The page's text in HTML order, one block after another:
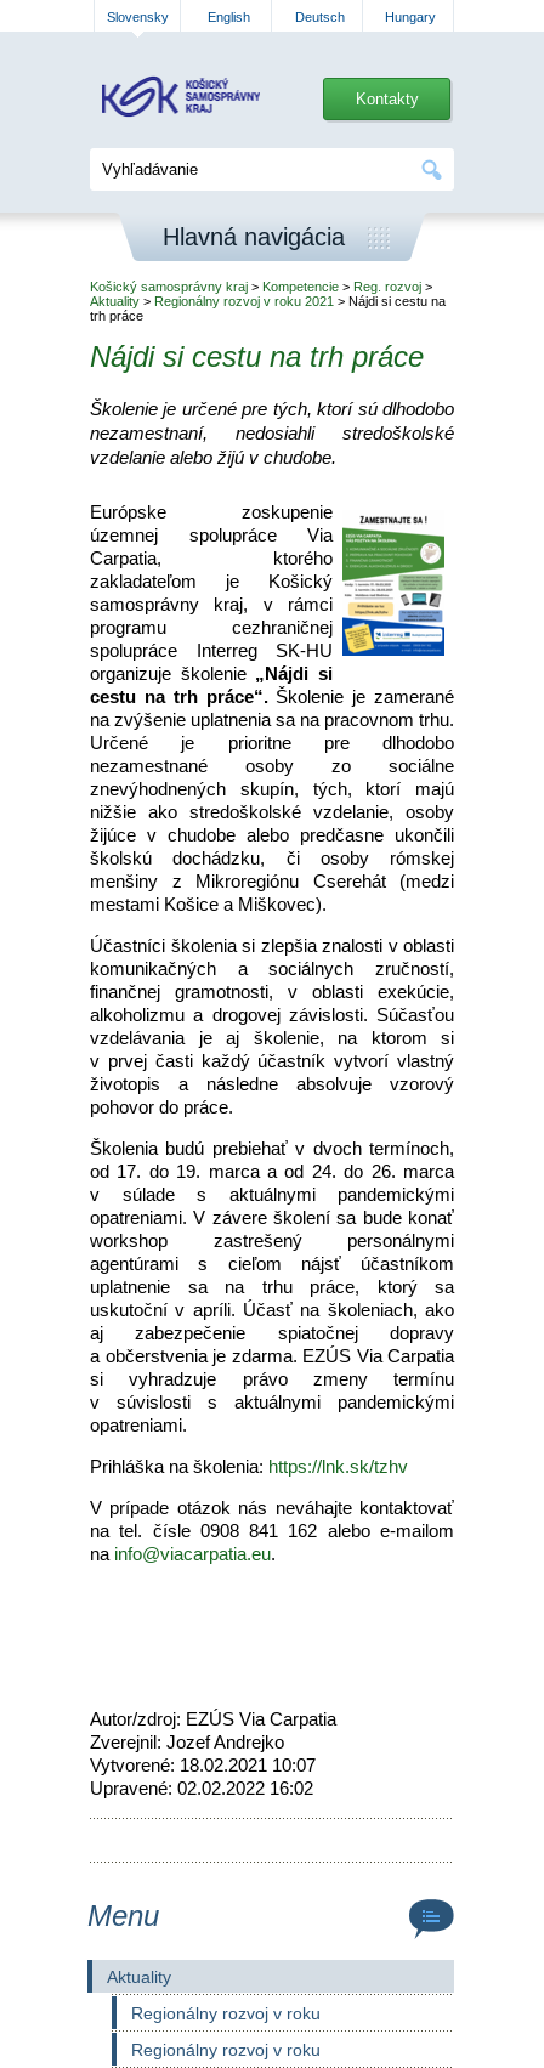
Slovensky English Deutsch Hungary
Kontakty
Hlavná navigácia
Košický samosprávny kraj > Kompetencie > Reg. rozvoj >
Aktuality > Regionálny rozvoj v roku 2021 > Nájdi si cestu na
trh práce
Nájdi si cestu na trh práce
Školenie je určené pre tých, ktorí sú dlhodobo
nezamestnaní, nedosiahli stredoškolské
vzdelanie alebo žijú v chudobe.
Európske zoskupenie
územnej spolupráce Via
Carpatia, ktorého
zakladateľom je Košický
samosprávny kraj, v rámci
programu cezhraničnej
spolupráce Interreg SK-HU
organizuje školenie „Nájdi si
cestu na trh práce“. Školenie je zamerané
na zvýšenie uplatnenia sa na pracovnom trhu.
Určené je prioritne pre dlhodobo
nezamestnané osoby zo sociálne
znevýhodnených skupín, tých, ktorí majú
nižšie ako stredoškolské vzdelanie, osoby
žijúce v chudobe alebo predčasne ukončili
školskú dochádzku, či osoby rómskej
menšiny z Mikroregiónu Cserehát (medzi
mestami Košice a Miškovec).
Účastníci školenia si zlepšia znalosti v oblasti
komunikačných a sociálnych zručností,
finančnej gramotnosti, v oblasti exekúcie,
alkoholizmu a drogovej závislosti. Súčasťou
vzdelávania je aj školenie, na ktorom si
v prvej časti každý účastník vytvorí vlastný
životopis a následne absolvuje vzorový
pohovor do práce.
Školenia budú prebiehať v dvoch termínoch,
od 17. do 19. marca a od 24. do 26. marca
v súlade s aktuálnymi pandemickými
opatreniami. V závere školení sa bude konať
workshop zastrešený personálnymi
agentúrami s cieľom nájsť účastníkom
uplatnenie sa na trhu práce, ktorý sa
uskutoční v apríli. Účasť na školeniach, ako
aj zabezpečenie spiatočnej dopravy
a občerstvenia je zdarma. EZÚS Via Carpatia
si vyhradzuje právo zmeny termínu
v súvislosti s aktuálnymi pandemickými
opatreniami.
Prihláška na školenia: https://lnk.sk/tzhv
V prípade otázok nás neváhajte kontaktovať
na tel. čísle 0908 841 162 alebo e-mailom
na info@viacarpatia.eu.
Autor/zdroj: EZÚS Via Carpatia
Zverejnil: Jozef Andrejko
Vytvorené: 18.02.2021 10:07
Upravené: 02.02.2022 16:02
Menu
Aktuality
Regionálny rozvoj v roku
Regionálny rozvoj v roku